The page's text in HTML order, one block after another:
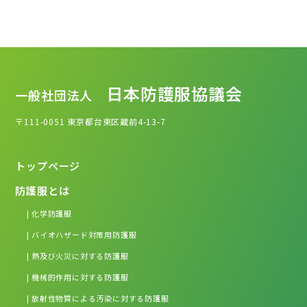
一般社団法人 日本防護服協議会
〒111-0051 東京都台東区蔵前4-13-7
トップページ
防護服とは
| 化学防護服
| バイオハザード対策用防護服
| 熱及び火災に対する防護服
| 機械的作用に対する防護服
| 放射性物質による汚染に対する防護服